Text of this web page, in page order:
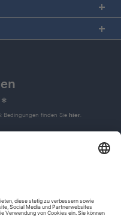
Bedingungen finden Sie hier.